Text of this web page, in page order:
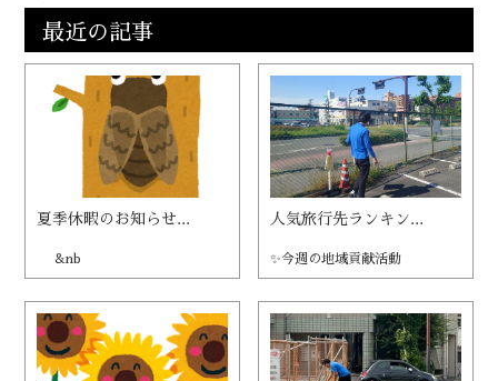
最近の記事
夏季休暇のお知らせ...
&nb
人気旅行先ランキン...
✨今週の地域貢献活動